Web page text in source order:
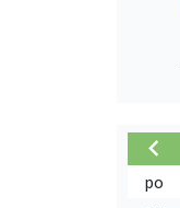
po